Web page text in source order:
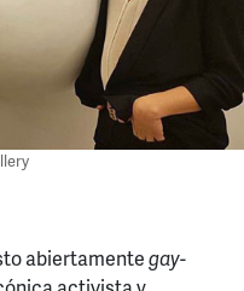
abiertamentegay-